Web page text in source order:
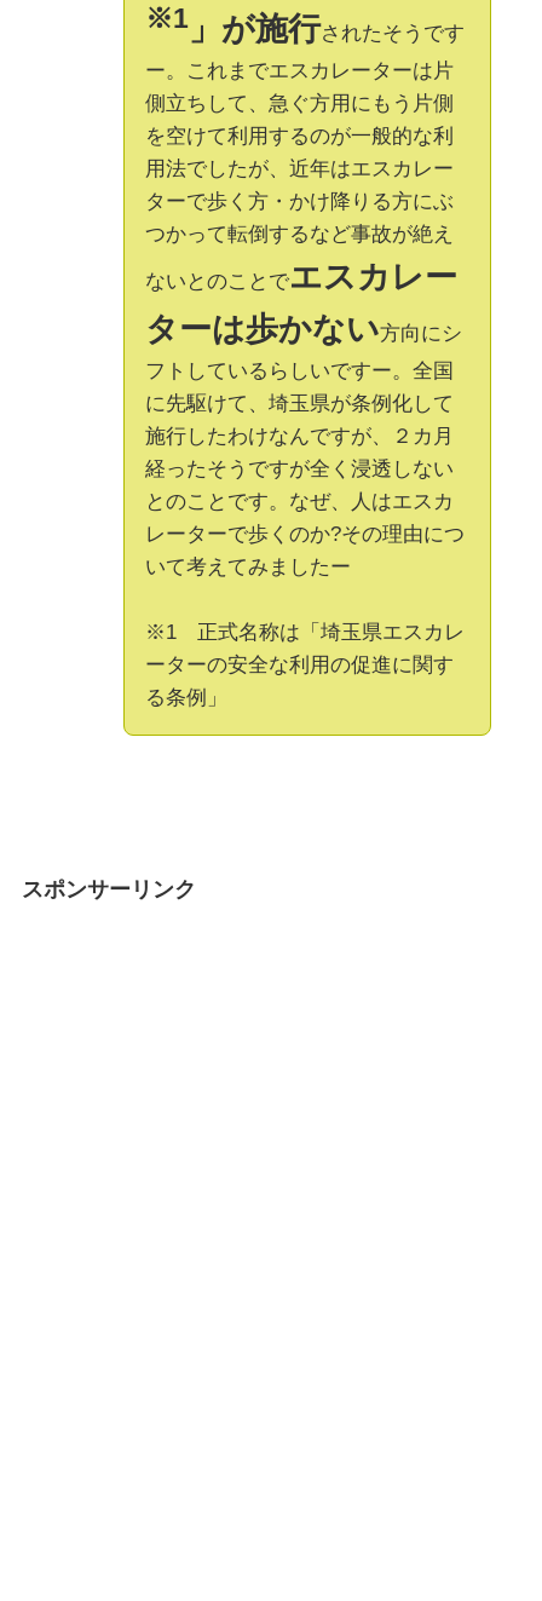
※1」が施行されたそうです
ー。これまでエスカレーターは片
側立ちして、急ぐ方用にもう片側
を空けて利用するのが一般的な利
用法でしたが、近年はエスカレー
ターで歩く方・かけ降りる方にぶ
つかって転倒するなど事故が絶え
ないとのことでエスカレー
ターは歩かない方向にシ
フトしているらしいですー。全国
に先駆けて、埼玉県が条例化して
施行したわけなんですが、２カ月
経ったそうですが全く浸透しない
とのことです。なぜ、人はエスカ
レーターで歩くのか?その理由につ
いて考えてみましたー
※1 正式名称は「埼玉県エスカレ
ーターの安全な利用の促進に関す
る条例」
スポンサーリンク